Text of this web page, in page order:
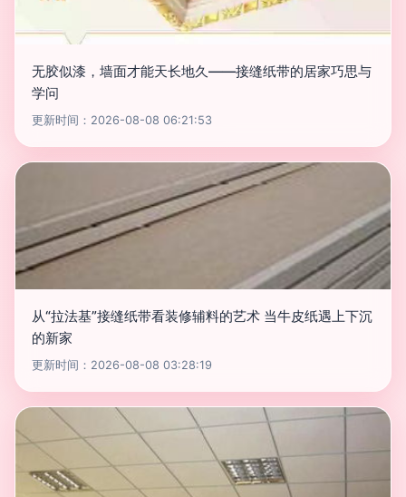
无胶似漆，墙面才能天长地久——接缝纸带的居家巧思与
学问
更新时间：2026-08-08 06:21:53
从“拉法基”接缝纸带看装修辅料的艺术 当牛皮纸遇上下沉
的新家
更新时间：2026-08-08 03:28:19